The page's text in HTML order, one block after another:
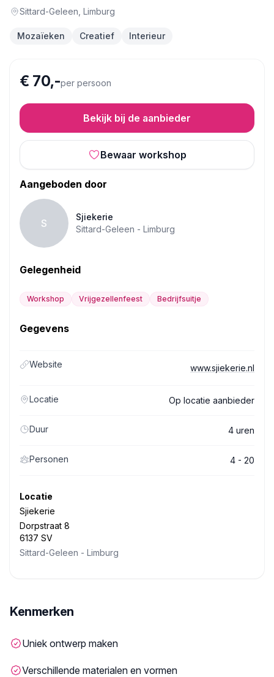
Sittard-Geleen , Limburg
Mozaïeken Creatief Interieur
€ 70,-per persoon
Bekijk bij de aanbieder
Bewaar workshop
Aangeboden door
S
Sjiekerie
Sittard-Geleen - Limburg
Gelegenheid
Workshop Vrijgezellenfeest Bedrijfsuitje
Gegevens
Website www.sjiekerie.nl
Locatie Op locatie aanbieder
Duur 4 uren
Personen 4 - 20
Locatie
Sjiekerie
Dorpstraat 8
6137 SV
Sittard-Geleen - Limburg
Kenmerken
Uniek ontwerp maken
Verschillende materialen en vormen